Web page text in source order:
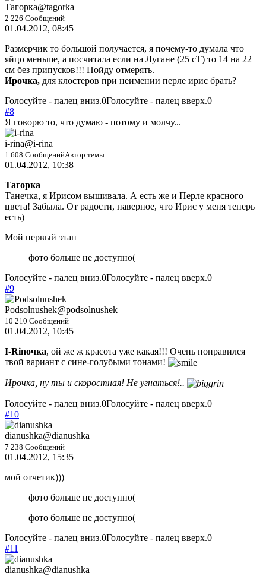
Тагорка@tagorka
2 226 Сообщений
01.04.2012, 08:45
Размерчик то большой получается, я почему-то думала что
яйцо меньше, а посчитала если на Лугане (25 сТ) то 14 на 22
см без припусков!!! Пойду отмерять.
Ирочка, для клостеров при неимении перле ирис брать?
Голосуйте - палец вниз.0Голосуйте - палец вверх.0
#8
Я говорю то, что думаю - потому и молчу...
i-rina@i-rina
1 608 СообщенийАвтор темы
01.04.2012, 10:38
Тагорка
Танечка, я Ирисом вышивала. А есть же и Перле красного
цвета! Забыла. От радости, наверное, что Ирис у меня теперь
есть)
Мой первый этап
фото больше не доступно(
Голосуйте - палец вниз.0Голосуйте - палец вверх.0
#9
Podsolnushek@podsolnushek
10 210 Сообщений
01.04.2012, 10:45
I-Rinочка, ой же ж красота уже какая!!! Очень понравился
твой вариант с сине-голубыми тонами!
Ирочка, ну ты и скоростная! Не угнаться!..
Голосуйте - палец вниз.0Голосуйте - палец вверх.0
#10
dianushka@dianushka
7 238 Сообщений
01.04.2012, 15:35
мой отчетик)))
фото больше не доступно(
фото больше не доступно(
Голосуйте - палец вниз.0Голосуйте - палец вверх.0
#11
dianushka@dianushka